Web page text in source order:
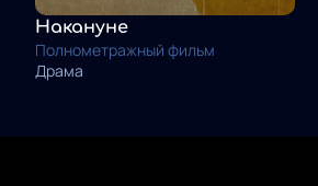
Накануне
Полнометражный фильм
Драма